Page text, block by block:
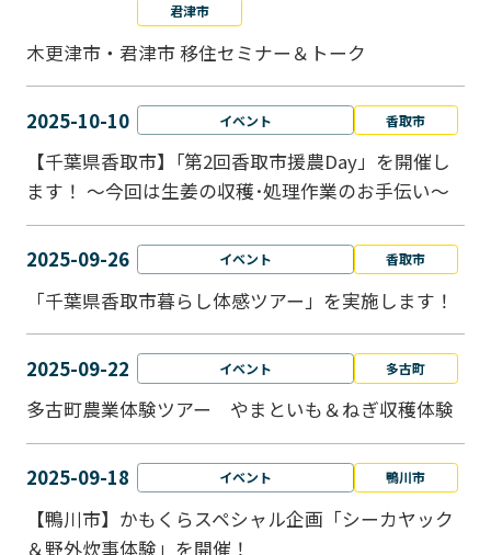
君津市
木更津市・君津市 移住セミナー＆トーク
2025-10-10 イベント 香取市
【千葉県香取市】｢第2回香取市援農Day」を開催し
ます！ ～今回は生姜の収穫･処理作業のお手伝い～
2025-09-26 イベント 香取市
「千葉県香取市暮らし体感ツアー」を実施します！
2025-09-22 イベント 多古町
多古町農業体験ツアー やまといも＆ねぎ収穫体験
2025-09-18 イベント 鴨川市
【鴨川市】かもくらスペシャル企画「シーカヤック
＆野外炊事体験」を開催！